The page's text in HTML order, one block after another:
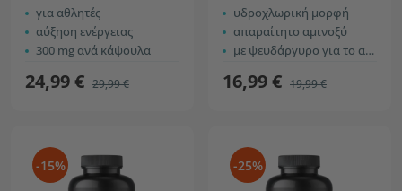
για αθλητές
αύξηση ενέργειας
300 mg ανά κάψουλα
24,99 € 29,99 €
υδροχλωρική μορφή
απαραίτητο αμινοξύ
με ψευδάργυρο για το ανοσοποιητικό σύστημα
16,99 € 19,99 €
-15% -25%